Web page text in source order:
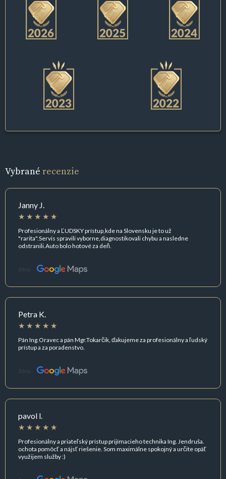
Vybrané recenzie
Janny J.
Profesionálny a ĽUDSKY prístup,kde na Slovensku je to už
"rarita".Servis spravili vyborne,diagnostikovali chybu a nasledne
odstranili.Auto bolo hotové za deň.
Zdroj:
Petra K.
Pán Ing.Oravec a pán Mgr.Tokarčik, ďakujeme za profesionálny a ľudský
prístup a za poradenstvo.
Zdroj:
pavol l.
Profesionálny a priateľský prístup prijímacieho technika Ing. Jendruša.
ochota pomôcť a nájsť riešenie. Som maximálne spokojný a určite opäť
využijem služby :)